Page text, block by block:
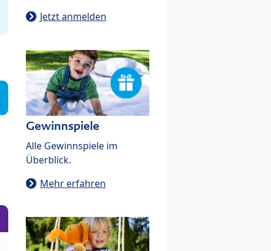
Jetzt anmelden
Gewinnspiele
Alle Gewinnspiele im
Überblick.
Mehr erfahren